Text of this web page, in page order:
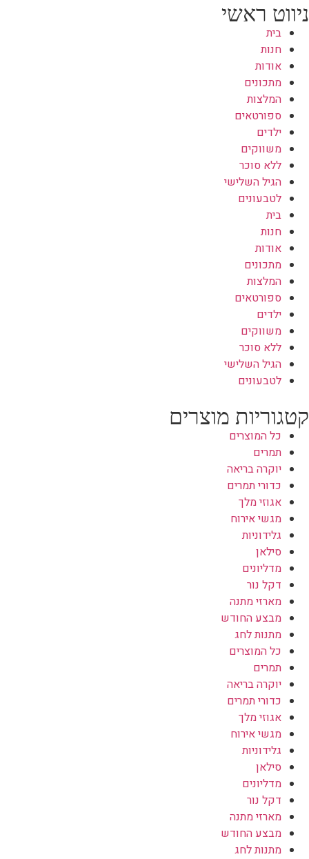
ניווט ראשי
בית
חנות
אודות
מתכונים
המלצות
ספורטאים
ילדים
משווקים
ללא סוכר
הגיל השלישי
לטבעונים
בית
חנות
אודות
מתכונים
המלצות
ספורטאים
ילדים
משווקים
ללא סוכר
הגיל השלישי
לטבעונים
קטגוריות מוצרים
כל המוצרים
תמרים
יוקרה בריאה
כדורי תמרים
אגוזי מלך
מגשי אירוח
גלידוניות
סילאן
מדליונים
דקל נור
מארזי מתנה
מבצע החודש
מתנות לחג
כל המוצרים
תמרים
יוקרה בריאה
כדורי תמרים
אגוזי מלך
מגשי אירוח
גלידוניות
סילאן
מדליונים
דקל נור
מארזי מתנה
מבצע החודש
מתנות לחג